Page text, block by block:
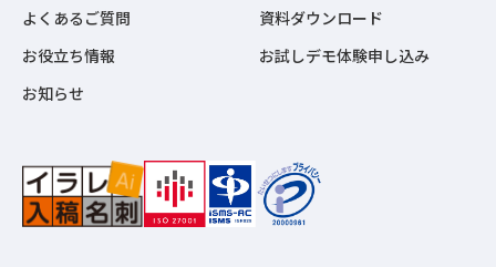
よくあるご質問
お役立ち情報
お知らせ
資料ダウンロード
お試しデモ体験申し込み